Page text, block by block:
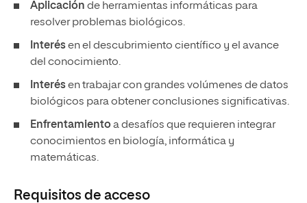
Aplicación de herramientas informáticas para
resolver problemas biológicos.
Interésen el descubrimiento científico y el avance
del conocimiento.
Interésen trabajar con grandes volúmenes de datos
biológicos para obtener conclusiones significativas.
Enfrentamientoa desafíos que requieren integrar
conocimientos en biología, informática y
matemáticas.
Requisitos de acceso